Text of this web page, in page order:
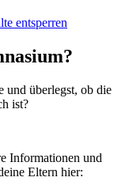
entsperren
und überlegst, ob die
ist?
Informationen und
Eltern hier: